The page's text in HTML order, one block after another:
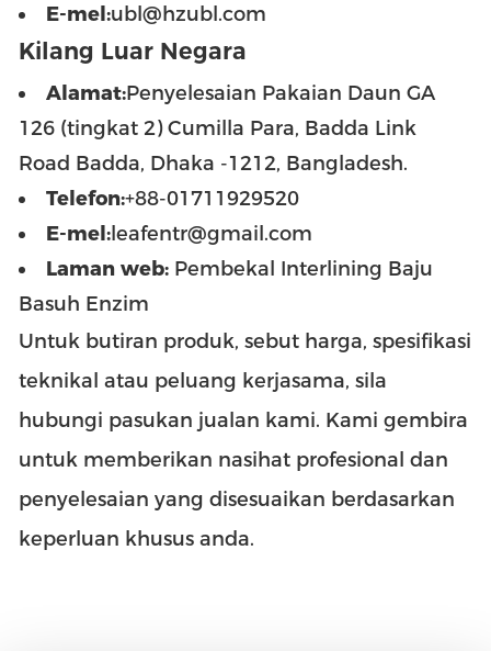
E-mel:ubl@hzubl.com
Kilang Luar Negara
Alamat:Penyelesaian Pakaian Daun GA
126 (tingkat 2) Cumilla Para, Badda Link
Road Badda, Dhaka -1212, Bangladesh.
Telefon:+88-01711929520
E-mel:leafentr@gmail.com
Laman web: Pembekal Interlining Baju
Basuh Enzim
Untuk butiran produk, sebut harga, spesifikasi
teknikal atau peluang kerjasama, sila
hubungi pasukan jualan kami. Kami gembira
untuk memberikan nasihat profesional dan
penyelesaian yang disesuaikan berdasarkan
keperluan khusus anda.